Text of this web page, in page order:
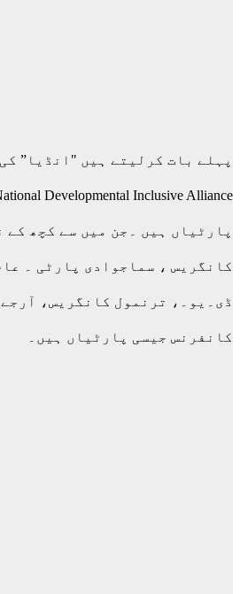
پہلے بات کرلیتے ہیں "انڈیا”
پارٹیاں ہیں ۔جن میں سے کچھ کے
کانگریس ، سماجوادی پارٹی ۔
ڈی۔یو۔، ترنمول کانگریس،
کانفرنس جیسی پارٹیاں ہیں۔